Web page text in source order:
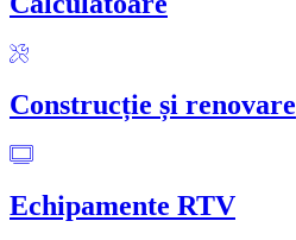
Construcție și renovare
Echipamente RTV